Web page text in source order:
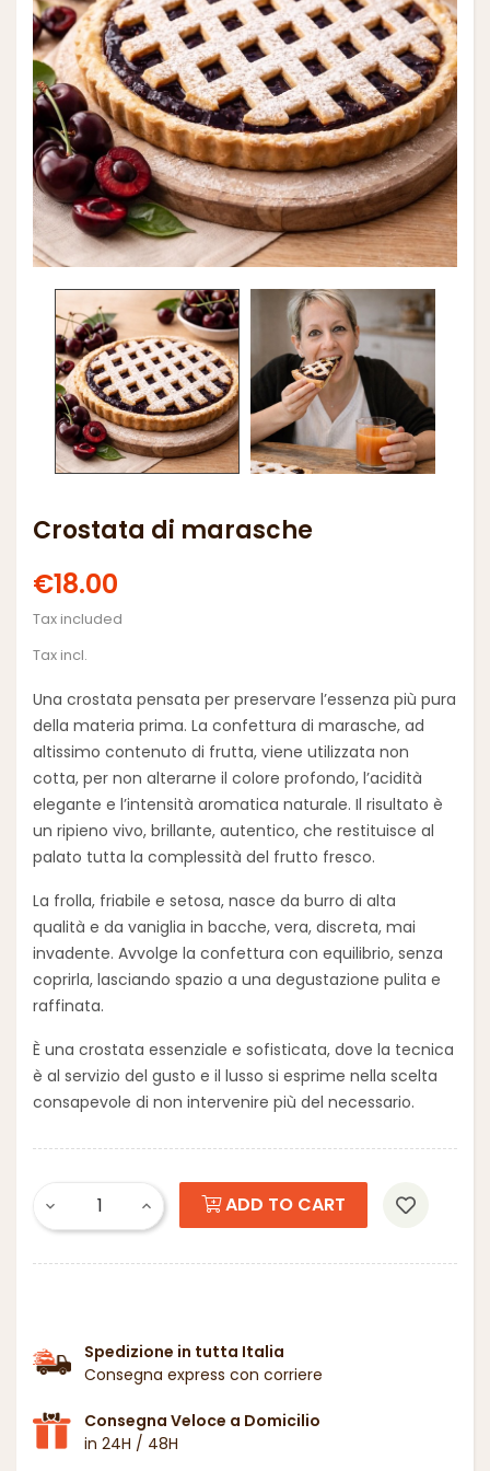
Crostata di marasche
€18.00
Tax included
Tax incl.
Una crostata pensata per preservare l’essenza più pura
della materia prima. La confettura di marasche, ad
altissimo contenuto di frutta, viene utilizzata non
cotta, per non alterarne il colore profondo, l’acidità
elegante e l’intensità aromatica naturale. Il risultato è
un ripieno vivo, brillante, autentico, che restituisce al
palato tutta la complessità del frutto fresco.
La frolla, friabile e setosa, nasce da burro di alta
qualità e da vaniglia in bacche, vera, discreta, mai
invadente. Avvolge la confettura con equilibrio, senza
coprirla, lasciando spazio a una degustazione pulita e
raffinata.
È una crostata essenziale e sofisticata, dove la tecnica
è al servizio del gusto e il lusso si esprime nella scelta
consapevole di non intervenire più del necessario.
ADD TO CART
Spedizione in tutta Italia
Consegna express con corriere
Consegna Veloce a Domicilio
in 24H / 48H